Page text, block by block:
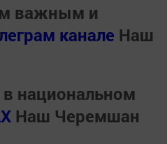
важным и
канале Наш
национальном
Наш Черемшан